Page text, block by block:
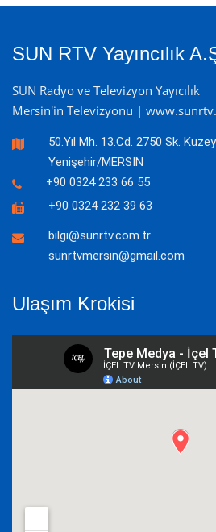
SUN RTV Yayıncılık
SUN Radyo ve Televizyon Yayıcılık
Mersin'in Televizyonu |
50.Yıl Mh. 13.Cd. 2750 Sk.
Yenişehir/MERSİN
+90 0324 233 66 55
+90 0324 232 39 63
bilgi@sunrtv.com.tr
sunrtvmersin@gmail.com
Ulaşım Krokisi